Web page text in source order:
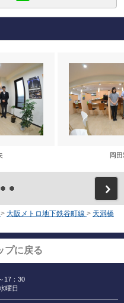
岡
> 大阪メトロ地下鉄谷町線 > 天満橋
プに戻る
17：30
曜日